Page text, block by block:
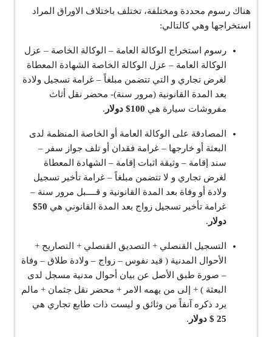
هناك رسوم محددة ومختلفة، تختلف باختلاف الاوراق المراد
استخراجها وهي كالتالي:
رسوم استخراج الوكالة العامة – الوكالة الخاصة – عزل
الوكالة العامة – عزل الوكالة الخاصة الشهادة المعطاة
لغرض تجاري و التي تتضمن مبلغاً – غرامة تسجيل ولادة
بعد المدة القانونية (مرور سنة)- محضر نقل أثاث
مفروشات سيارة هي 100$ دولار .
المصادقة على الوكالة العامة أو الخاصة المنظمة لدى
البعثة أو خارجها – غرامة فقدان أو تلف جواز سفر –
سند إقامة – وثيقة اثبات إقامة – الشهادة المعطاة
لغرض تجاري و لا تتضمن مبلغاً – غرامة تأخير تسجيل
ولادة أو وفاة بعد المدة القانونية و قــــبل مرور سنة –
غرامة تأخير تسجيل زواج بعد المدة القانوني هي
50$
دولار .
التسجيل القنصلي + التصديق القنصلي + التصاريح +
الأحوال المدنية ( قيد نفوس – زواج – ولادة طلاق – وفاة
– صورة طبق الأصل عن بيان أحوال مدنية مسجل لدى
البعثة ) + إلى من يهمه الامر + محضر نقل جثمان + مالم
يرد ذكره آنفاً من وثائق و ليست ذات طابع تجاري هي
25 $ دولار
.